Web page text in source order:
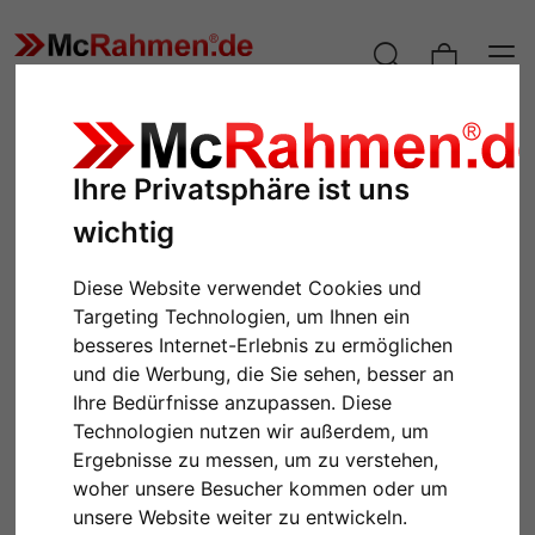
Ihre Privatsphäre ist uns
wichtig
Diese Website verwendet Cookies und
Targeting Technologien, um Ihnen ein
besseres Internet-Erlebnis zu ermöglichen
und die Werbung, die Sie sehen, besser an
Ihre Bedürfnisse anzupassen. Diese
Technologien nutzen wir außerdem, um
Ergebnisse zu messen, um zu verstehen,
woher unsere Besucher kommen oder um
unsere Website weiter zu entwickeln.